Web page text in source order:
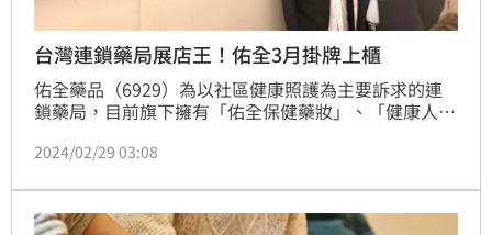
台灣連鎖藥局展店王！佑全3月掛牌上櫃
佑全藥品（6929）為以社區健康照護為主要訴求的連
鎖藥局，目前旗下擁有「佑全保健藥妝」、「健康人生
遍佈全台，今（29）日舉行上櫃前媒體茶敘，預計於3
會，並預計於3月下旬掛牌上櫃。（記者：王翊綺）
2024/02/29 03:08